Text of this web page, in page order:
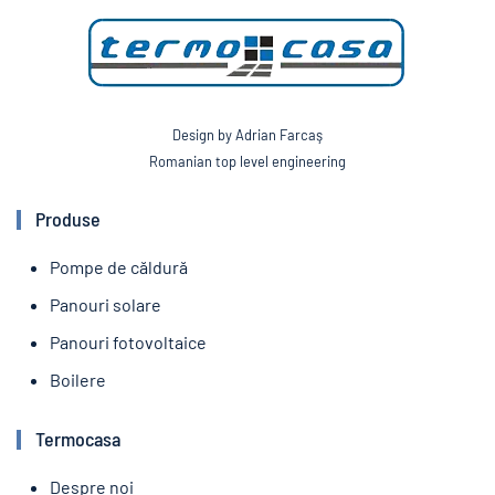
Design by Adrian Farcaş
Romanian top level engineering
Produse
Pompe de căldură
Panouri solare
Panouri fotovoltaice
Boilere
Termocasa
Despre noi